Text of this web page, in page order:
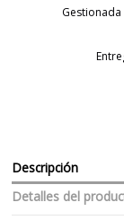
Descripción
Detalles del